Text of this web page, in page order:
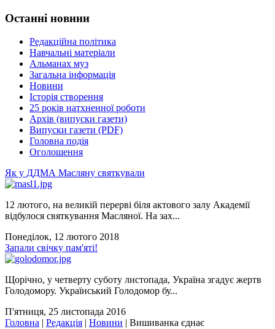
Останні новини
Редакційна політика
Навчальні матеріали
Альманах муз
Загальна інформація
Новини
Історія створення
25 років натхненної роботи
Архів (випуски газети)
Випуски газети (PDF)
Головна подія
Оголошення
Як у ДДМА Масляну святкували
12 лютого, на великій перерві біля актового залу Академії
відбулося святкування Масляної. На зах...
Понеділок, 12 лютого 2018
Запали свічку пам'яті!
Щорічно, у четверту суботу листопада, Україна згадує жертв
Голодомору. Український Голодомор бу...
П'ятниця, 25 листопада 2016
Головна | Редакція | Новини | Вишиванка єднає